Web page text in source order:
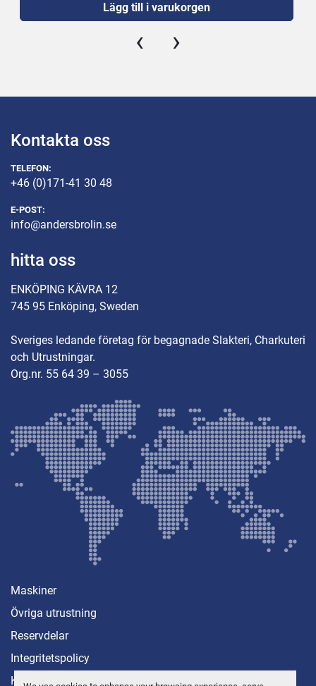
Lägg till i varukorgen
‹ ›
Kontakta oss
TELEFON:
+46 (0)171-41 30 48
E-POST:
info@andersbrolin.se
hitta oss
ENKÖPING KÄVRA 12
745 95 Enköping, Sweden
Sveriges ledande företag för begagnade Slakteri, Charkuteri
och Utrustningar.
Org.nr. 55 64 39 – 3055
Maskiner
Övriga utrustning
Reservdelar
Integritetspolicy
Kontakt